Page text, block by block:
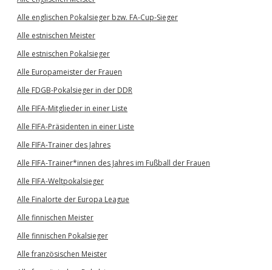
Alle englischen Pokalsieger bzw. FA-Cup-Sieger
Alle estnischen Meister
Alle estnischen Pokalsieger
Alle Europameister der Frauen
Alle FDGB-Pokalsieger in der DDR
Alle FIFA-Mitglieder in einer Liste
Alle FIFA-Präsidenten in einer Liste
Alle FIFA-Trainer des Jahres
Alle FIFA-Trainer*innen des Jahres im Fußball der Frauen
Alle FIFA-Weltpokalsieger
Alle Finalorte der Europa League
Alle finnischen Meister
Alle finnischen Pokalsieger
Alle französischen Meister